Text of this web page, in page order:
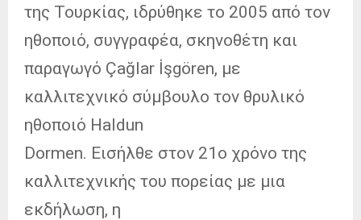
της Τουρκίας, ιδρύθηκε το 2005 από τον
ηθοποιό, συγγραφέα, σκηνοθέτη και
παραγωγό Çağlar İşgören, με
καλλιτεχνικό σύμβουλο τον θρυλικό
ηθοποιό Haldun
Dormen. Εισήλθε στον 21ο χρόνο της
καλλιτεχνικής του πορείας με μια
εκδήλωση, η